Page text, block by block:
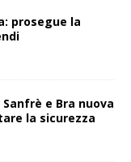
prosegue la
e Bra nuova
la sicurezza